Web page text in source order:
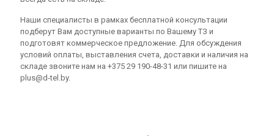
Шлюзы
Наши специалисты в рамках бесплатной консультации
подберут Вам доступные варианты по Вашему ТЗ и
подготовят коммерческое предложение. Для обсуждения
условий оплаты, выставления счета, доставки и наличия на
складе звоните нам на +375 29 190-48-31 или пишите на
plus@d-tel.by.